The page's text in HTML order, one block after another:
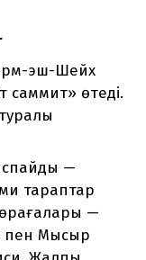
эш-Шейх
саммит» өтеді.
—
тараптар
—
пен Мысыр